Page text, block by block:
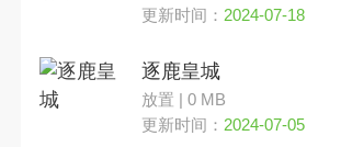
更新时间： 2024-07-18
逐鹿皇城
放置 | 0 MB
更新时间： 2024-07-05